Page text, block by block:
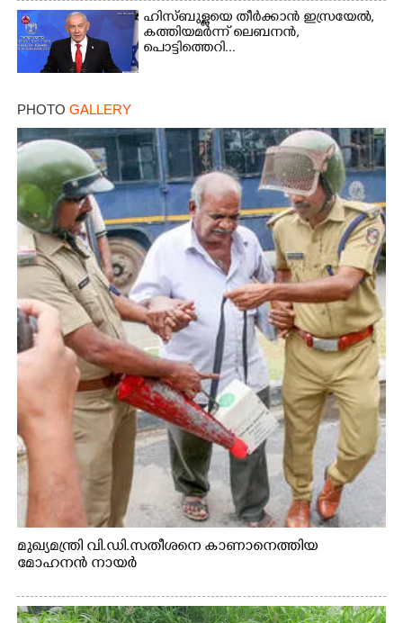
ഹിസ്ബുള്ളയെ തീർക്കാൻ ഇസ്രയേൽ,
കത്തിയമർന്ന് ലെബനൻ,
പൊട്ടിത്തെറി...
PHOTO GALLERY
മുഖ്യമന്ത്രി വി.ഡി.സതീശനെ കാണാനെത്തിയ
മോഹനൻ നായർ